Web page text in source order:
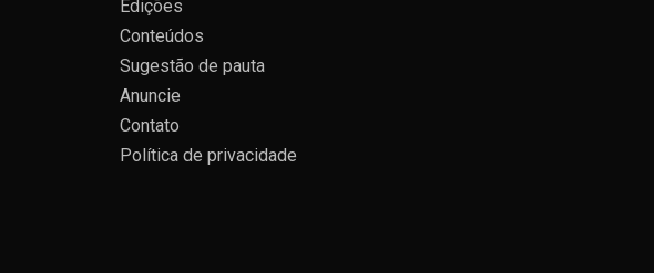
Edições
Conteúdos
Sugestão de pauta
Anuncie
Contato
Política de privacidade